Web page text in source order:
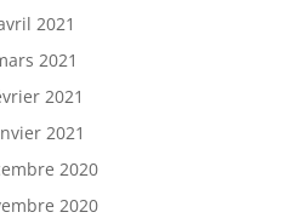
2021
2021
2021
2021
2020
2020